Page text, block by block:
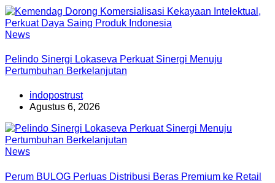
News
Pelindo Sinergi Lokaseva Perkuat Sinergi Menuju
Pertumbuhan Berkelanjutan
indopostrust
Agustus 6, 2026
News
Perum BULOG Perluas Distribusi Beras Premium ke Retail